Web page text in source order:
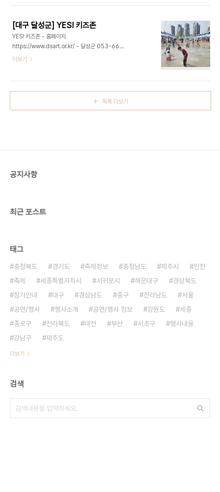
동화적 판타지 감성을 담은 예술 프로그램들이 시민
대표하는 전통문화축제이다. 한방문화의 가치 재조
명과 지속 가능한 축제 운영을 핵심으로 타임슬립 요
소를 결합한 다양한 프로그램을 통해 방문객들의 참
여를 유도하고 나아가 대구약령시 전통문화자원을
관광 상품화 하여 대구약령시 상권 활성화에 기여하
07 ~ 2026-05-10 - 이용요금 : 입장료 무료 / 일
[대구 달성군] YES! 키즈존
YES! 키즈존 - 홈페이지
https://www.dsart.or.kr/ - 달성군 053-668-
4234 - 주소 대구광역시 달성군 유가읍 테크노대
더욱 풍성해진 놀거리와 볼거리, 체험거리가 축제장
성돼 가..
더보기
목록 더보기
공지사항
최근 포스트
태그
충청북도 경기도 축제정보 충청남도 제주시
인천
축제
세종특별자치시 서귀포시 해운대구
경상북도
참가안내
대구 경상남도 중구 전라남도
서울
공연/행사
행사소개 공연/행사 정보 강원도
세종
종로구
전라북도 대전 부산 서초구
행사내용
강남구
제주도
더보기
검색